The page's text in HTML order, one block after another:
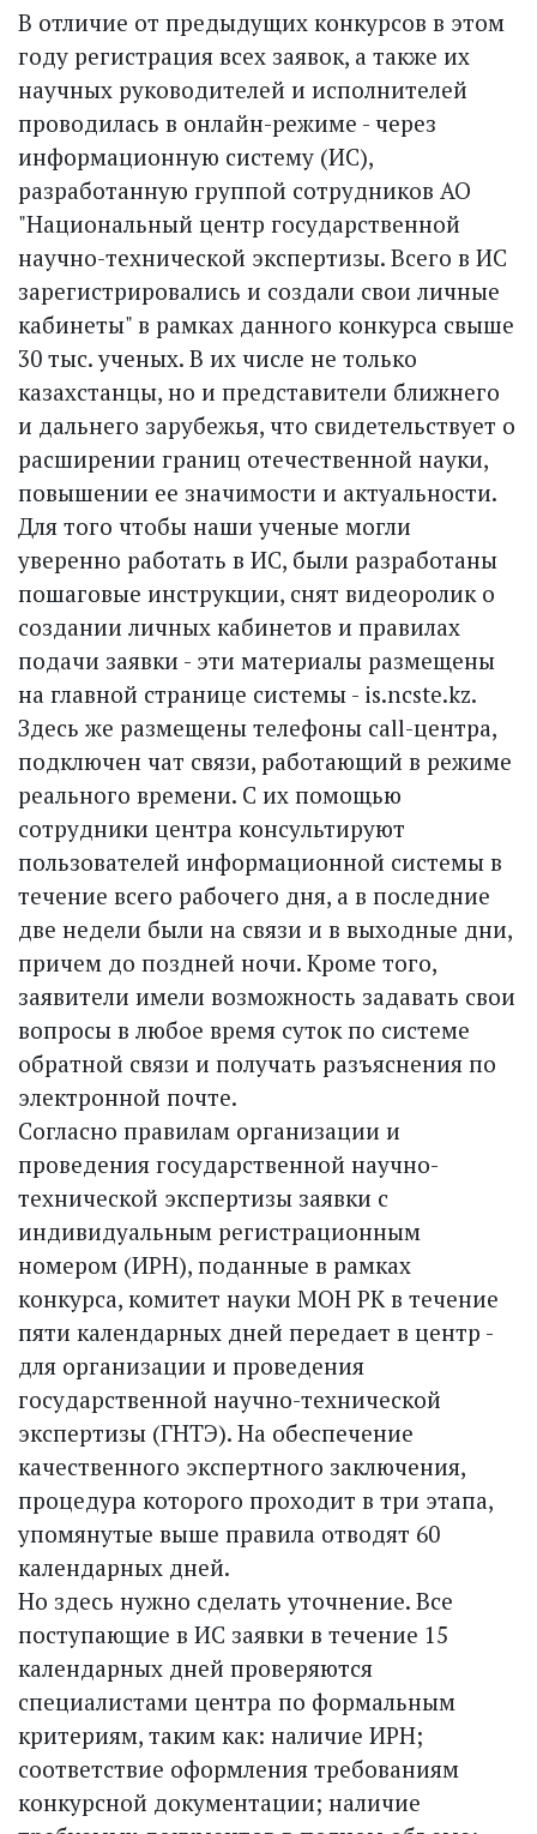
В отличие от предыдущих конкурсов в этом
году регистрация всех заявок, а также их
научных руководителей и исполнителей
проводилась в онлайн-режиме - через
информационную систему (ИС),
разработанную группой сотрудников АО
"Национальный центр государственной
научно-технической экспертизы. Всего в ИС
зарегистрировались и создали свои личные
кабинеты" в рамках данного конкурса свыше
30 тыс. ученых. В их числе не только
казахстанцы, но и представители ближнего
и дальнего зарубежья, что свидетельствует о
расширении границ отечественной науки,
повышении ее значимости и актуальности.
Для того чтобы наши ученые могли
уверенно работать в ИС, были разработаны
пошаговые инструкции, снят видеоролик о
создании личных кабинетов и правилах
подачи заявки - эти материалы размещены
на главной странице системы - is.ncste.kz.
Здесь же размещены телефоны call-центра,
подключен чат связи, работающий в режиме
реального времени. С их помощью
сотрудники центра консультируют
пользователей информационной системы в
течение всего рабочего дня, а в последние
две недели были на связи и в выходные дни,
причем до поздней ночи. Кроме того,
заявители имели возможность задавать свои
вопросы в любое время суток по системе
обратной связи и получать разъяснения по
электронной почте.
Согласно правилам организации и
проведения государственной научно-
технической экспертизы заявки с
индивидуальным регистрационным
номером (ИРН), поданные в рамках
конкурса, комитет науки МОН РК в течение
пяти календарных дней передает в центр -
для организации и проведения
государственной научно-технической
экспертизы (ГНТЭ). На обеспечение
качественного экспертного заключения,
процедура которого проходит в три этапа,
упомянутые выше правила отводят 60
календарных дней.
Но здесь нужно сделать уточнение. Все
поступающие в ИС заявки в течение 15
календарных дней проверяются
специалистами центра по формальным
критериям, таким как: наличие ИРН;
соответствие оформления требованиям
конкурсной документации; наличие